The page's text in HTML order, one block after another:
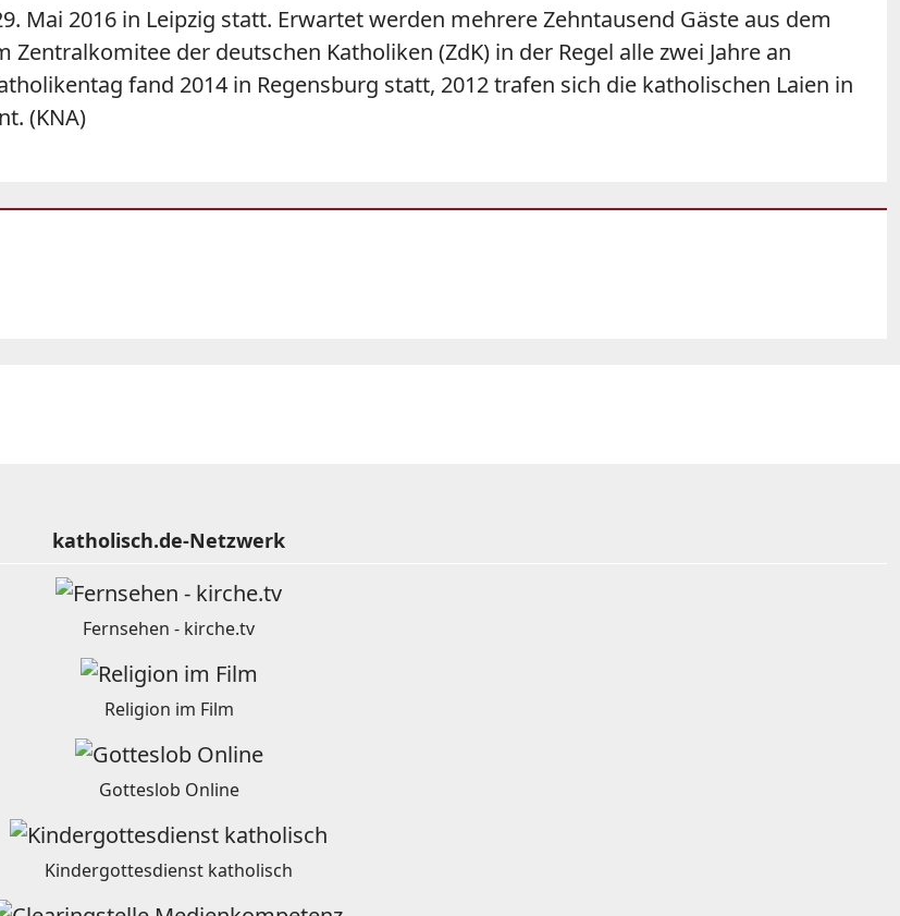
Mai 2016 in Leipzig statt. Erwartet werden mehrere Zehntausend Gäste aus dem
der deutschen Katholiken (ZdK) in der Regel alle zwei Jahre an
fand 2014 in Regensburg statt, 2012 trafen sich die katholischen Laien in
(KNA)
katholisch.de-Netzwerk
Fernsehen - kirche.tv
Religion im Film
Gotteslob Online
Kindergottesdienst katholisch